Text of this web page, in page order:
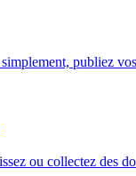
publiez
ou collectez des